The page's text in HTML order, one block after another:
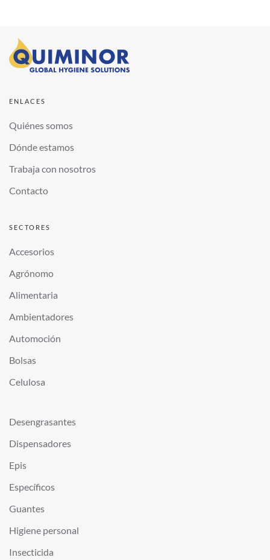
ENLACES
Quiénes somos
Dónde estamos
Trabaja con nosotros
Contacto
SECTORES
Accesorios
Agrónomo
Alimentaria
Ambientadores
Automoción
Bolsas
Celulosa
Desengrasantes
Dispensadores
Epis
Específicos
Guantes
Higiene personal
Insecticida